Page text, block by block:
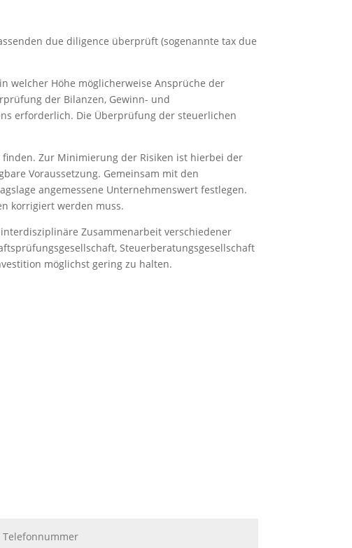
due diligence überprüft (sogenannte tax due
welcher Höhe möglicherweise Ansprüche der
der Bilanzen, Gewinn- und
erforderlich. Die Überprüfung der steuerlichen
Zur Minimierung der Risiken ist hierbei der
Voraussetzung. Gemeinsam mit den
angemessene Unternehmenswert festlegen.
korrigiert werden muss.
Zusammenarbeit verschiedener
Steuerberatungsgesellschaft
möglichst gering zu halten.